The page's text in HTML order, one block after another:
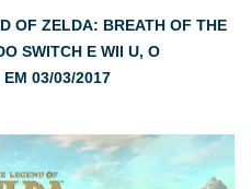
OF ZELDA: BREATH OF THE
SWITCH E WII U, O
03/03/2017